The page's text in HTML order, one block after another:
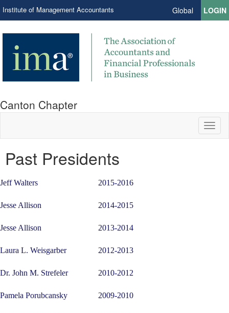
Institute of Management Accountants Global LOGIN
Canton Chapter
Past Presidents
Jeff Walters 2015-2016
Jesse Allison 2014-2015
Jesse Allison 2013-2014
Laura L. Weisgarber 2012-2013
Dr. John M. Strefeler 2010-2012
Pamela Porubcansky 2009-2010